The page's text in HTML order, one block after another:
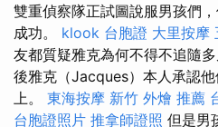
雙重偵察隊正試圖說服男孩們
成功。 klook 台胞證 大里按摩
友都質疑雅克為何不得不追隨
後雅克（Jacques）本人承認
上。 東海按摩 新竹 外燴 推薦
台胞證照片 推拿師證照 但是男